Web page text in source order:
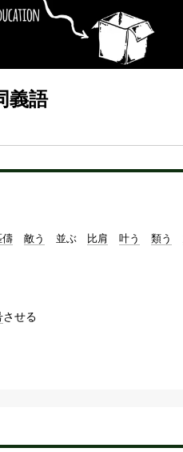
義語
儔 敵う 並ぶ 比肩 叶う 類う
させる